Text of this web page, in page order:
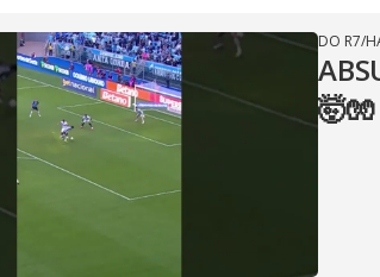
DO R7/
🤯🧤